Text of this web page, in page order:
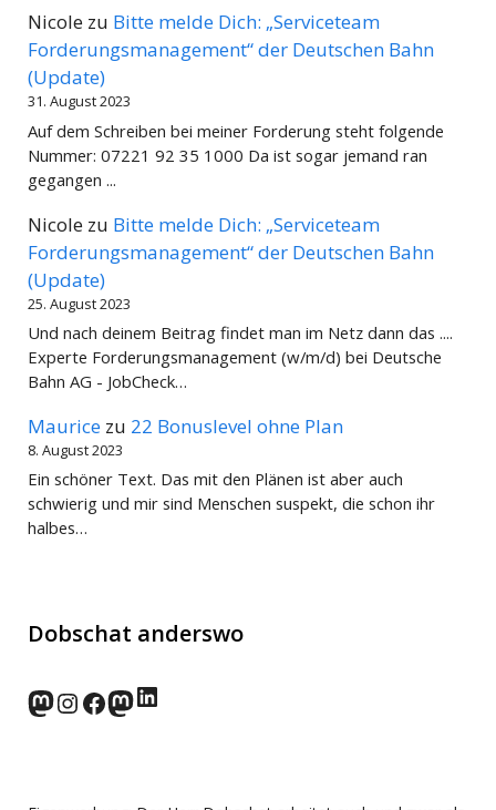
Nicole zu Bitte melde Dich: „Serviceteam
Forderungsmanagement“ der Deutschen Bahn
(Update)
31. August 2023
Auf dem Schreiben bei meiner Forderung steht folgende
Nummer: 07221 92 35 1000 Da ist sogar jemand ran
gegangen ...
Nicole zu Bitte melde Dich: „Serviceteam
Forderungsmanagement“ der Deutschen Bahn
(Update)
25. August 2023
Und nach deinem Beitrag findet man im Netz dann das ....
Experte Forderungsmanagement (w/m/d) bei Deutsche
Bahn AG - JobCheck…
Maurice zu 22 Bonuslevel ohne Plan
8. August 2023
Ein schöner Text. Das mit den Plänen ist aber auch
schwierig und mir sind Menschen suspekt, die schon ihr
halbes…
Dobschat anderswo
norden.social
Instagram
Facebook
wp-punks.social
LinkedIn